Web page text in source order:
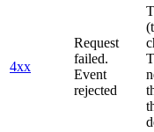
4xx
Request
failed.
Event
rejected